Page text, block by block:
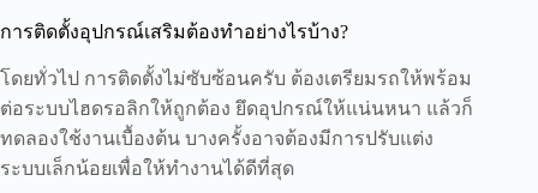
การติดตั้งอุปกรณ์เสริมต้องทำอย่างไรบ้าง?
โดยทั่วไป การติดตั้งไม่ซับซ้อนครับ ต้องเตรียมรถให้พร้อม
ต่อระบบไฮดรอลิกให้ถูกต้อง ยึดอุปกรณ์ให้แน่นหนา แล้วก็
ทดลองใช้งานเบื้องต้น บางครั้งอาจต้องมีการปรับแต่ง
ระบบเล็กน้อยเพื่อให้ทำงานได้ดีที่สุด